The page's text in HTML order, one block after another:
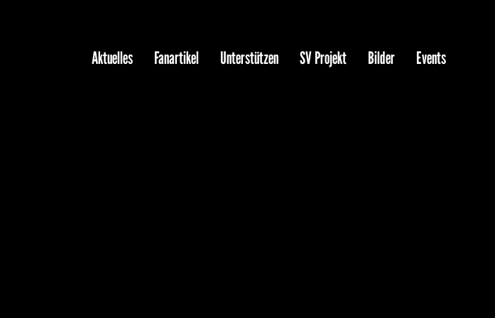
Aktuelles Fanartikel Unterstützen SV Projekt Bilder Events